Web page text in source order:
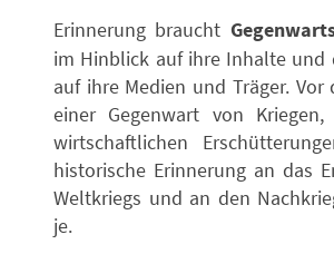
Erinnerung braucht
im Hinblick auf ihre Inhalte und
auf ihre Medien und Träger.
einer Gegenwart von
wirtschaftlichen
historische Erinnerung an das
Weltkriegs und an den
je.